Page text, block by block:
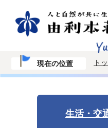
現在の位置 ト
生活・交